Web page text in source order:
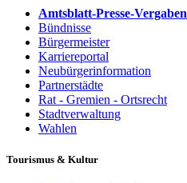
Amtsblatt-Presse-Vergaben
Bündnisse
Bürgermeister
Karriereportal
Neubürgerinformation
Partnerstädte
Rat - Gremien - Ortsrecht
Stadtverwaltung
Wahlen
Tourismus & Kultur